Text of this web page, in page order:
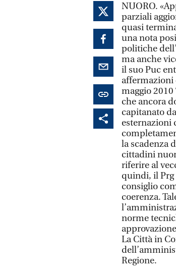
NUORO.
parziali
quasi
una nota
politiche
ma anche
il suo Puc
affermazioni
maggio
che ancora
capitanato
esternazioni
la scadenza
cittadini
riferire al
quindi, il Prg
consiglio
coerenza.
norme
La Città in
Regione.